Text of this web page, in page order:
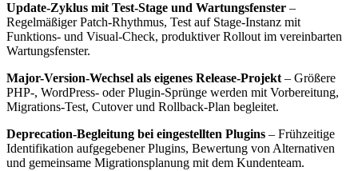
Update-Zyklus mit Test-Stage und Wartungsfenster –
Regelmäßiger Patch-Rhythmus, Test auf Stage-Instanz mit
Funktions- und Visual-Check, produktiver Rollout im vereinbarten
Wartungsfenster.
Major-Version-Wechsel als eigenes Release-Projekt – Größere
PHP-, WordPress- oder Plugin-Sprünge werden mit Vorbereitung,
Migrations-Test, Cutover und Rollback-Plan begleitet.
Deprecation-Begleitung bei eingestellten Plugins – Frühzeitige
Identifikation aufgegebener Plugins, Bewertung von Alternativen
und gemeinsame Migrationsplanung mit dem Kundenteam.